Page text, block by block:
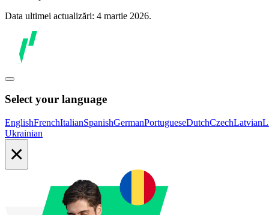
Data ultimei actualizări: 4 martie 2026.
Select your language
EnglishFrenchItalianSpanishGermanPortugueseDutchCzechLatvian
Ukrainian
×